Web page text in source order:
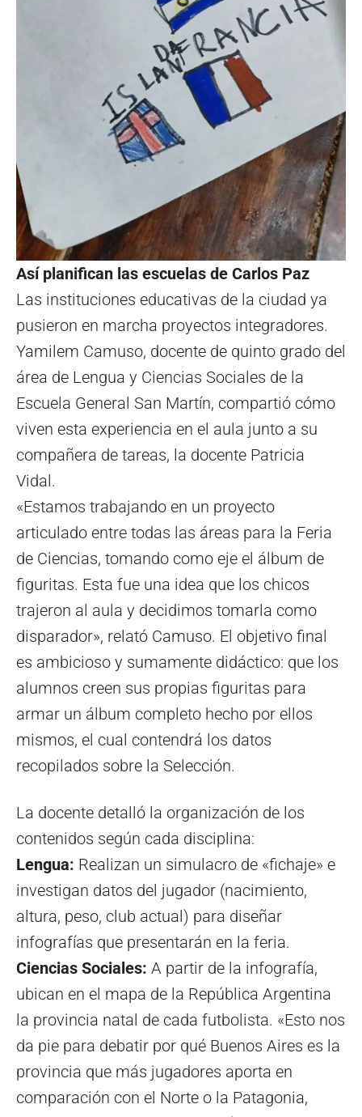
Así planifican las escuelas de Carlos Paz
Las instituciones educativas de la ciudad ya
pusieron en marcha proyectos integradores.
Yamilem Camuso, docente de quinto grado del
área de Lengua y Ciencias Sociales de la
Escuela General San Martín, compartió cómo
viven esta experiencia en el aula junto a su
compañera de tareas, la docente Patricia
Vidal.
«Estamos trabajando en un proyecto
articulado entre todas las áreas para la Feria
de Ciencias, tomando como eje el álbum de
figuritas. Esta fue una idea que los chicos
trajeron al aula y decidimos tomarla como
disparador», relató Camuso. El objetivo final
es ambicioso y sumamente didáctico: que los
alumnos creen sus propias figuritas para
armar un álbum completo hecho por ellos
mismos, el cual contendrá los datos
recopilados sobre la Selección.
La docente detalló la organización de los
contenidos según cada disciplina:
Lengua: Realizan un simulacro de «fichaje» e
investigan datos del jugador (nacimiento,
altura, peso, club actual) para diseñar
infografías que presentarán en la feria.
Ciencias Sociales: A partir de la infografía,
ubican en el mapa de la República Argentina
la provincia natal de cada futbolista. «Esto nos
da pie para debatir por qué Buenos Aires es la
provincia que más jugadores aporta en
comparación con el Norte o la Patagonia,